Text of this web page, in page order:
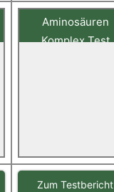
Aminosäuren
Komplex Test
Zum Testbericht